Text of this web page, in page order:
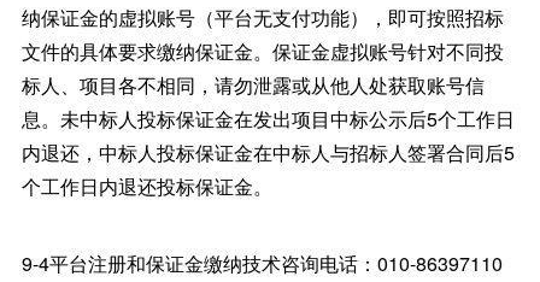
纳保证金的虚拟账号（平台无支付功能），即可按照招标
文件的具体要求缴纳保证金。保证金虚拟账号针对不同投
标人、项目各不相同，请勿泄露或从他人处获取账号信
息。未中标人投标保证金在发出项目中标公示后5个工作日
内退还，中标人投标保证金在中标人与招标人签署合同后5
个工作日内退还投标保证金。
9-4平台注册和保证金缴纳技术咨询电话：010-86397110